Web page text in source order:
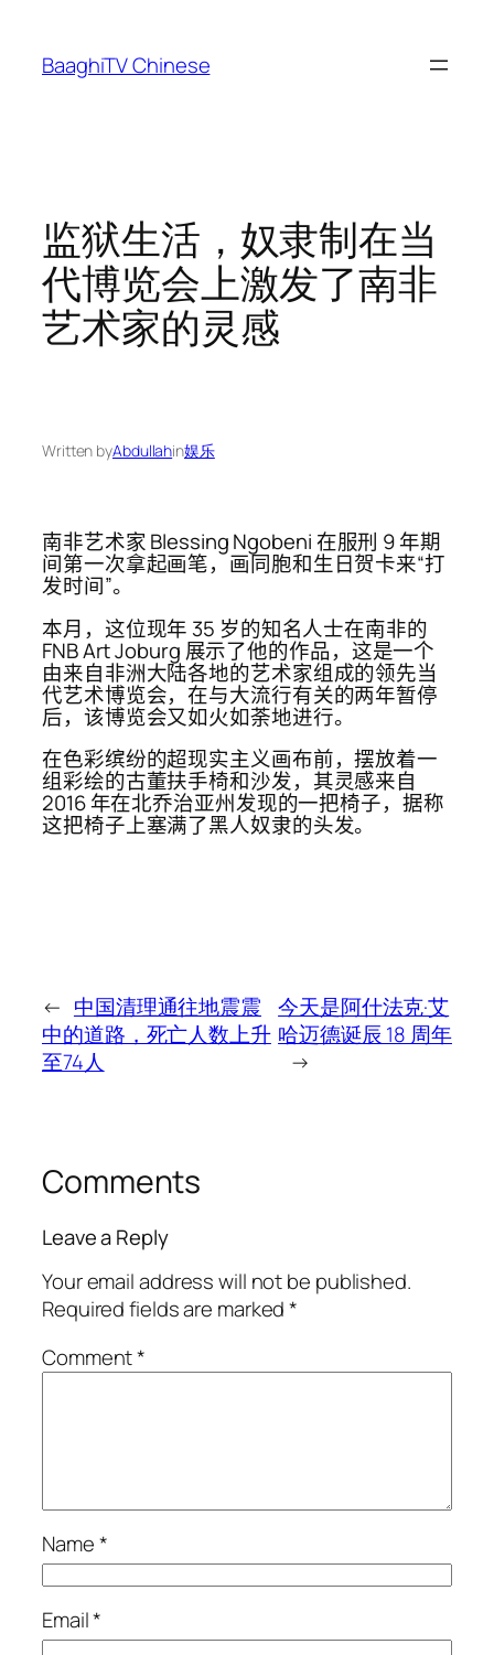
content
BaaghiTV Chinese
监狱生活，奴隶制在当
代博览会上激发了南非
艺术家的灵感
Written byAbdullahin娱乐
南非艺术家 Blessing Ngobeni 在服刑 9 年期
间第一次拿起画笔，画同胞和生日贺卡来“打
发时间”。
本月，这位现年 35 岁的知名人士在南非的
FNB Art Joburg 展示了他的作品，这是一个
由来自非洲大陆各地的艺术家组成的领先当
代艺术博览会，在与大流行有关的两年暂停
后，该博览会又如火如荼地进行。
在色彩缤纷的超现实主义画布前，摆放着一
组彩绘的古董扶手椅和沙发，其灵感来自
2016 年在北乔治亚州发现的一把椅子，据称
这把椅子上塞满了黑人奴隶的头发。
← 中国清理通往地震震
中的道路，死亡人数上升
至74人
今天是阿什法克·艾
哈迈德诞辰 18 周年
→
Comments
Leave a Reply
Your email address will not be published.
Required fields are marked*
Comment*
Name*
Email*